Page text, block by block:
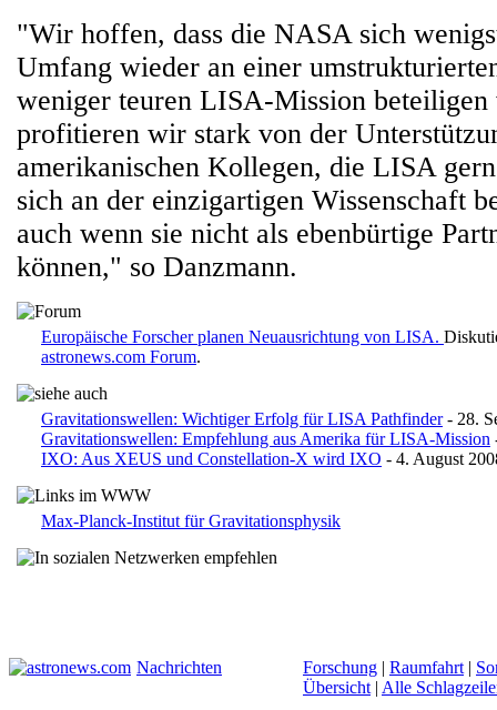
"Wir hoffen, dass die NASA sich
Umfang wieder an einer
weniger teuren LISA-Mission beteiligen
profitieren wir stark von der
amerikanischen Kollegen, die LISA
sich an der einzigartigen Wissenschaft
auch wenn sie nicht als ebenbürtige
können," so Danzmann.
Europäische Forscher planen Neuausrichtung von LISA.
astronews.com Forum.
Gravitationswellen: Wichtiger Erfolg für LISA Pathfinder- 28.
Gravitationswellen: Empfehlung aus Amerika für LISA-Mission
IXO: Aus XEUS und Constellation-X wird IXO - 4. August
Max-Planck-Institut für Gravitationsphysik
Nachrichten Forschung | Raumfahrt |
Übersicht | Alle